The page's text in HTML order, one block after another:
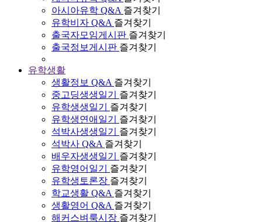
아시아유학 Q&A 즐겨찾기
유학비자 Q&A 즐겨찾기
출국자모임게시판 즐겨찾기
출국정보게시판 즐겨찾기
유학생활
생활정보 Q&A 즐겨찾기
중고딩생생일기
즐겨찾기
유학생생일기
즐겨찾기
유학생연애일기
즐겨찾기
석박사생생일기
즐겨찾기
석박사 Q&A 즐겨찾기
배우자생생일기
즐겨찾기
유학영어일기
즐겨찾기
유학생토론장 즐겨찾기
학교생활 Q&A 즐겨찾기
생활영어 Q&A 즐겨찾기
해커스벼룩시장 즐겨찾기